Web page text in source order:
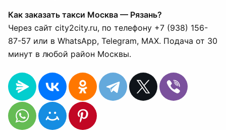
Как заказать такси Москва — Рязань?
Через сайт city2city.ru, по телефону +7 (938) 156-
87-57 или в WhatsApp, Telegram, MAX. Подача от 30
минут в любой район Москвы.